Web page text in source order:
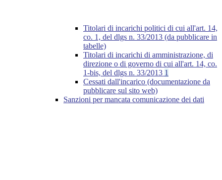
Titolari di incarichi politici di cui all'art. 14,
co. 1, del dlgs n. 33/2013 (da pubblicare in
tabelle)
Titolari di incarichi di amministrazione, di
direzione o di governo di cui all'art. 14, co.
1-bis, del dlgs n. 33/2013 1
Cessati dall'incarico (documentazione da
pubblicare sul sito web)
Sanzioni per mancata comunicazione dei dati